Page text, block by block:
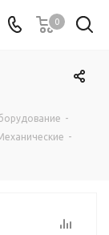
0
-
-